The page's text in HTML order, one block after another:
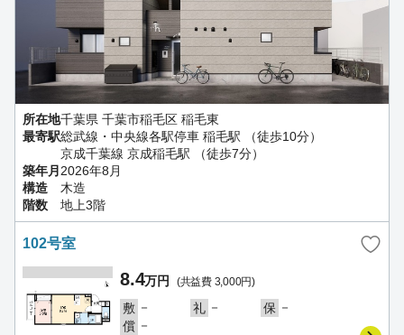
所在地千葉県 千葉市稲毛区 稲毛東
最寄駅総武線・中央線各駅停車 稲毛駅 （徒歩10分）
京成千葉線 京成稲毛駅 （徒歩7分）
築年月2026年8月
構造
木造
階数
地上3階
102号室
8.4万円 (共益費 3,000円)
敷 － 礼 － 保 －
償 －